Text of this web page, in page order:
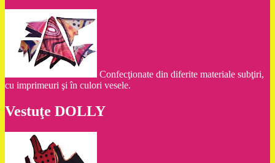
Confecţionate din diferite materiale subţiri,
cu imprimeuri şi în culori vesele.
Vestuţe DOLLY